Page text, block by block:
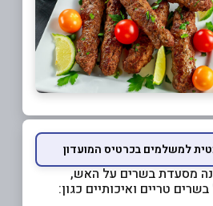
מסעדת בשרים על האש,
טריים ואיכותיים כגון: